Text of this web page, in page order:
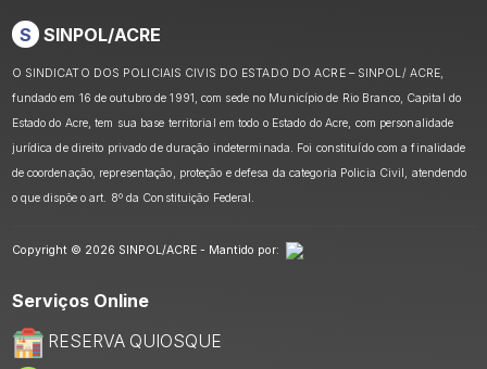
S SINPOL/ACRE
O SINDICATO DOS POLICIAIS CIVIS DO ESTADO DO ACRE – SINPOL/ ACRE,
fundado em 16 de outubro de 1991, com sede no Município de Rio Branco, Capital do
Estado do Acre, tem sua base territorial em todo o Estado do Acre, com personalidade
jurídica de direito privado de duração indeterminada. Foi constituído com a finalidade
de coordenação, representação, proteção e defesa da categoria Policia Civil, atendendo
o que dispõe o art. 8º da Constituição Federal.
Copyright © 2026 SINPOL/ACRE - Mantido por:
Serviços Online
RESERVA QUIOSQUE